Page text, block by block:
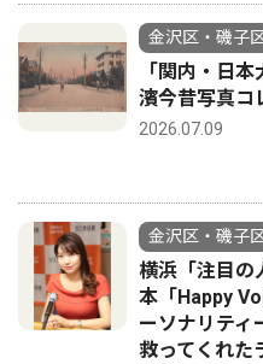
金沢区・磯子
「関内・日
濱今昔写真コ
2026.07.09
金沢区・磯子
横浜「注目
本「Happy
ーソナリテ
救ってくれた